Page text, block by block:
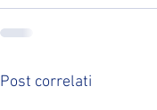
Post correlati